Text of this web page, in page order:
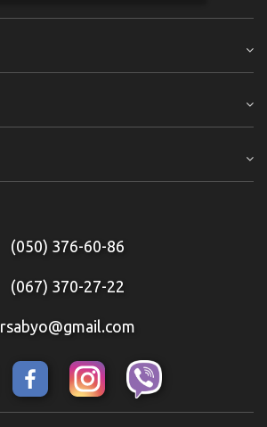
(050) 376-60-86
(067) 370-27-22
rsabyo@gmail.com